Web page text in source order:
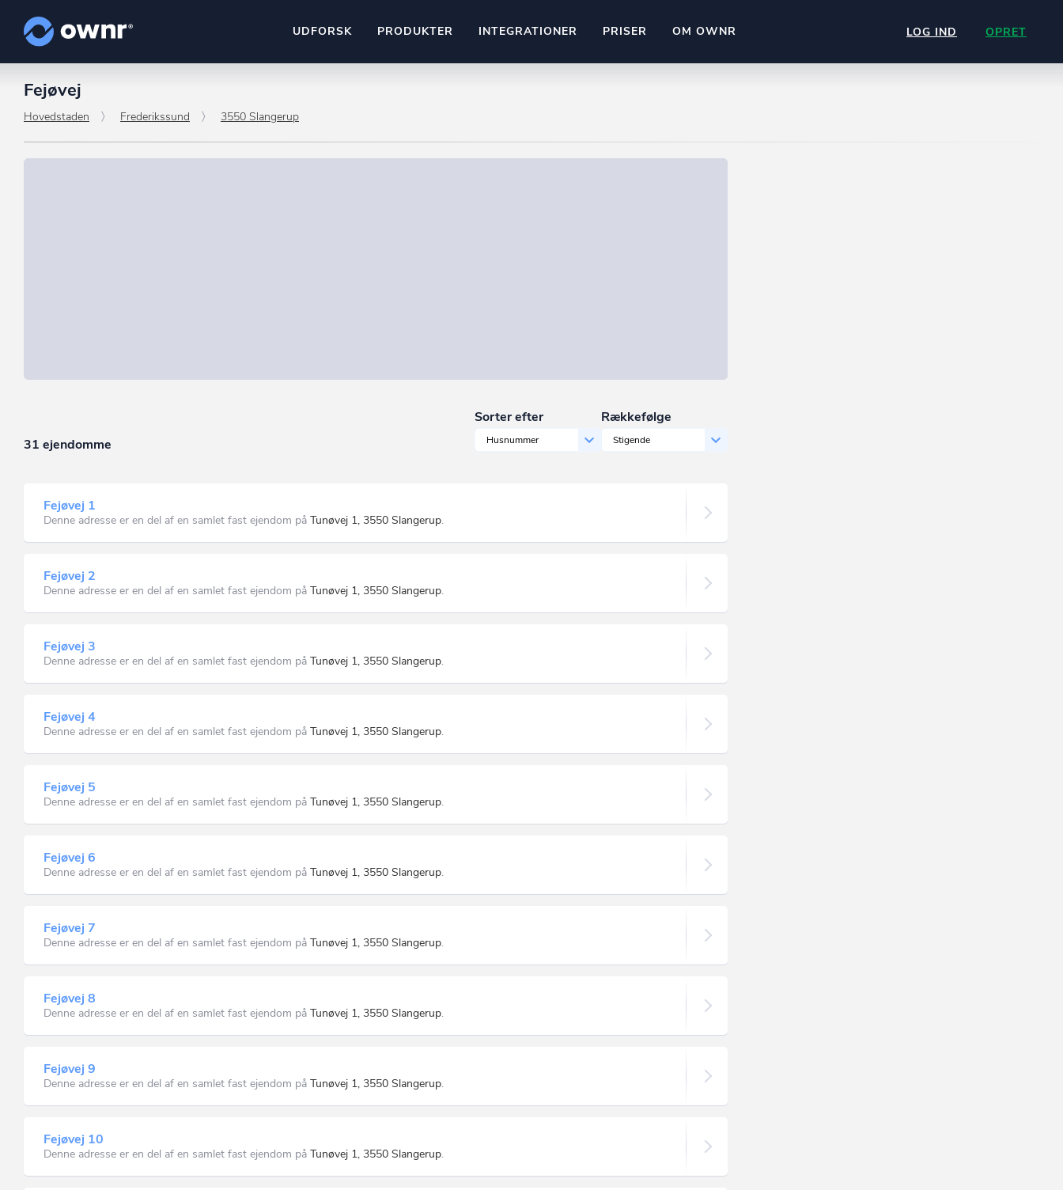
UDFORSK PRODUKTER
Kassevis af data sat i system
INTEGRATIONER PRISER OM OWNR LOG IND OPRET
Fejøvej
Hovedstaden Frederikssund 3550 Slangerup
31 ejendomme
Sorter efter
Husnummer
Rækkefølge
Stigende
Fejøvej 1
Denne adresse er en del af en samlet fast ejendom på Tunøvej 1, 3550 Slangerup.
Fejøvej 2
Denne adresse er en del af en samlet fast ejendom på Tunøvej 1, 3550 Slangerup.
Fejøvej 3
Denne adresse er en del af en samlet fast ejendom på Tunøvej 1, 3550 Slangerup.
Fejøvej 4
Denne adresse er en del af en samlet fast ejendom på Tunøvej 1, 3550 Slangerup.
Fejøvej 5
Denne adresse er en del af en samlet fast ejendom på Tunøvej 1, 3550 Slangerup.
Fejøvej 6
Denne adresse er en del af en samlet fast ejendom på Tunøvej 1, 3550 Slangerup.
Fejøvej 7
Denne adresse er en del af en samlet fast ejendom på Tunøvej 1, 3550 Slangerup.
Fejøvej 8
Denne adresse er en del af en samlet fast ejendom på Tunøvej 1, 3550 Slangerup.
Fejøvej 9
Denne adresse er en del af en samlet fast ejendom på Tunøvej 1, 3550 Slangerup.
Fejøvej 10
Denne adresse er en del af en samlet fast ejendom på Tunøvej 1, 3550 Slangerup.